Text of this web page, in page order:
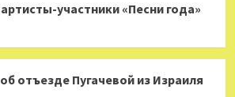
участники «Песни года»
отъезде Пугачевой из Израиля